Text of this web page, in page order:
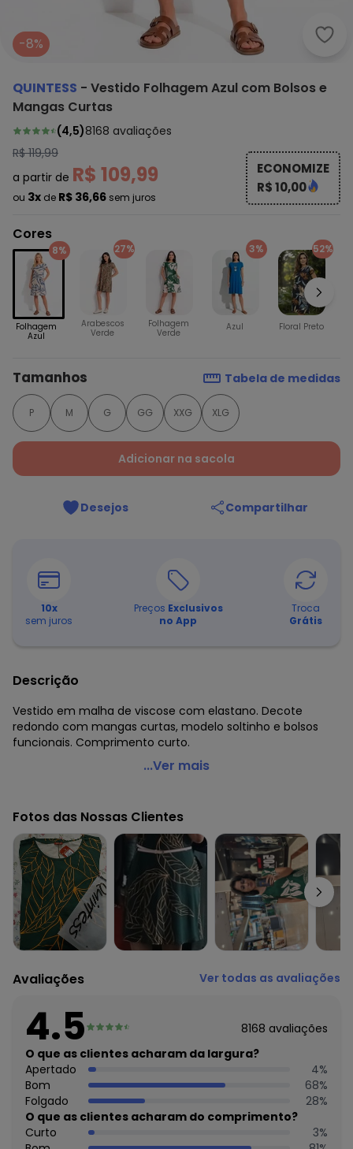
-8%
QUINTESS - Vestido Folhagem Azul com Bolsos e
Mangas Curtas
(4,5)8168 avaliações
R$ 119,99
a partir de R$ 109,99
ou 3x de R$ 36,66 sem juros
ECONOMIZE
R$ 10,00
Cores
8%
Folhagem
Azul
27%
Arabescos
Verde
Folhagem
Verde
3%
Azul
52%
Floral Preto
Tamanhos Tabela de medidas
P M G GG XXG XLG
Adicionar na sacola
Desejos Compartilhar
10x
sem juros
Preços Exclusivos
no App
Troca
Grátis
Descrição
Vestido em malha de viscose com elastano. Decote
redondo com mangas curtas, modelo soltinho e bolsos
funcionais. Comprimento curto.
Quintess - Vestido Folhagem Azul com Bolsos e Mangas
Código do produto: 3596167
Modelagem: Solto
Comprimento da manga: Curta
Comprimento: Curto
Decote frente: Redondo
Complemento: Bolsos
Observação: Bolsos funcionais
Tecido: Malha
Composição: 96% viscose 4% elastano
...Ver mais
Fotos das Nossas Clientes
Avaliações Ver todas as avaliações
4.5 8168 avaliações
O que as clientes acharam da largura?
Apertado
4%
Bom
68%
Folgado
28%
O que as clientes acharam do comprimento?
Curto
3%